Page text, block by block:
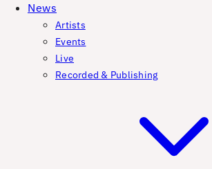
News
Artists
Events
Live
Recorded & Publishing